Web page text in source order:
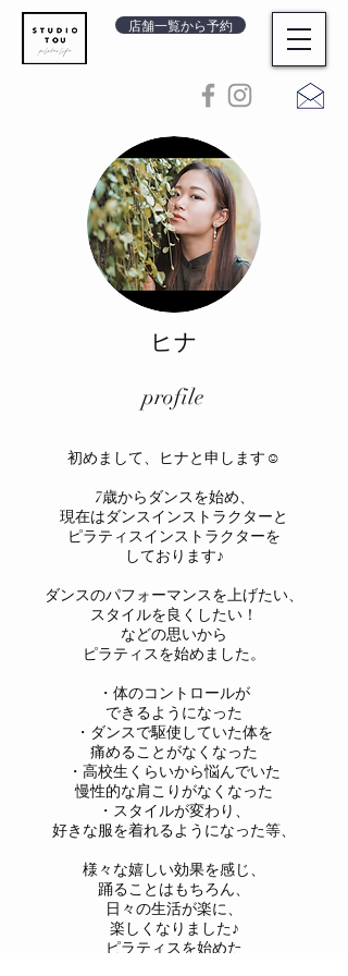
店舗一覧から予約
​ヒナ
​profile
初めまして、ヒナと申します☺︎
7歳からダンスを始め、
現在はダンスインストラクターと
ピラティスインストラクターを
しております♪
ダンスのパフォーマンスを上げたい、
スタイルを良くしたい！
などの思いから
ピラティスを始めました。
・体のコントロールが
できるようになった
・ダンスで駆使していた体を
痛めることがなくなった
・高校生くらいから悩んでいた
慢性的な肩こりがなくなった
・スタイルが変わり、
好きな服を着れるようになった等、
様々な嬉しい効果を感じ、
踊ることはもちろん、
日々の生活が楽に、
楽しくなりました♪
ピラティスを始めた